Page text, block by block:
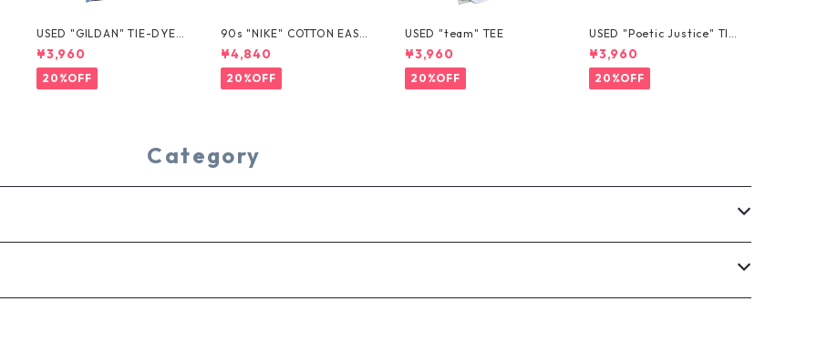
USED "GILDAN" TIE-DYE T
EE
¥3,960
20%OFF
90s "NIKE" COTTON EASY
SHORTS
¥4,840
20%OFF
USED "team" TEE
¥3,960
20%OFF
USED "Poetic Justice" TIE
-DYE TEE
¥3,960
20%OFF
Category